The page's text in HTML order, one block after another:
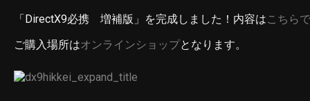
「DirectX9必携 増補版」を完成しました！内容はこちら
ご購入場所はオンラインショップとなります。